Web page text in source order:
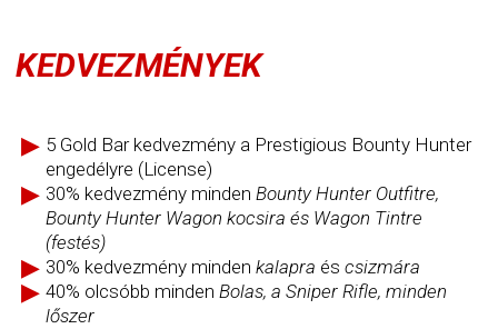
KEDVEZMÉNYEK
5 Gold Bar kedvezmény a Prestigious Bounty Hunter
engedélyre (License)
30% kedvezmény minden Bounty Hunter Outfitre,
Bounty Hunter Wagon kocsira és Wagon Tintre
(festés)
30% kedvezmény minden kalapra és csizmára
40% olcsóbb minden Bolas, a Sniper Rifle, minden
lőszer